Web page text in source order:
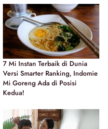
7 Mi Instan Terbaik di Dunia
Versi Smarter Ranking, Indomie
Mi Goreng Ada di Posisi
Kedua!